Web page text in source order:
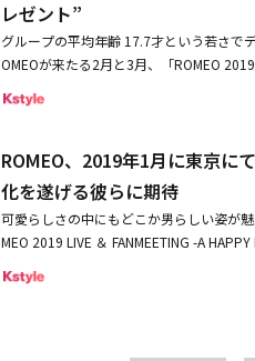
表。2020年の6thミニアルバム「Flower 4
動に注目が集まっています。◆TWICE：
通じてデビューしたTWICE。メンバー9
珍しく、早くから日本でも注目を集めま
性の魅力も披露し、進化していくTWICE
数1億回以上のミュージックビデオを最も
作り、トップガールズグループとしての
5年ソウル・新村（シンチョン）U-PLEX
気を集めました。2020年から昨年にかけ
インメントからデビューしたMAP6。「
表した。
影したデータは必ずその場でご確認くだ
ん。※連写モード、ライブモードでの撮
の行為はご遠慮ください。※本人に被り
すと再度出てくることはありませんので
にしまって頂きますようにご協力お願い
れる行為、プレゼント・手紙などの手渡
口に設置されているプレゼントボックス
ります。一度本人が退場しますと再度出
さい。★その他、公演の注意事項は、公式
■関連サイト公式HP：https://hy-
/ 開演 13:002部 開場 17:30 / 開演
18:30 / 開演 19:002019年 6月21日（金
19年 6月22日（土）1部 開場 12:30 / 開
部 開場 13:30 / 開演 14:002部 開場
9年3月25日（月）23：59まで・一般販
日：公演3日前0：00～＜ライブ特典＞・
＞・個別撮影会 1,000円（税込）・団体
（税込）■関連リンク公式サイト：
レゼント”
グループの平均年齢 17.7才という若さで
OMEOが来たる2月と3月、「ROMEO
ることになった。彼らの想いあふれる公
部］OPEN 18:30 / START 19:00会場：HY
3F）＜チケット価格＞前売り：￥7,000
0（税込）学生割引当日券：￥5,500（税
なります。・学生割引チケット予約をさ
保険証、パスポート等）のご提示が必要
を頂けない場合、正規料金をお支払い頂
ROMEO、2019年1月に東京に
化を遂げる彼らに期待
可愛らしさの中にもどこか男らしい姿が
MEO 2019 LIVE ＆ FANMEETING -A
「ROMEO 2019 LIVE ＆ FANMEETING -